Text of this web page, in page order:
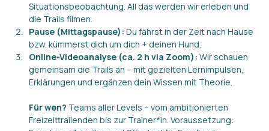
Situationsbeobachtung. All das werden wir erleben und
die Trails filmen.
Pause (Mittagspause): Du fährst in der Zeit nach Hause
bzw. kümmerst dich um dich + deinen Hund.
Online-Videoanalyse (ca. 2 h via Zoom): Wir schauen
gemeinsam die Trails an – mit gezielten Lernimpulsen,
Erklärungen und ergänzen dein Wissen mit Theorie.
Für wen? Teams aller Levels – vom ambitionierten
Freizeittrailenden bis zur Trainer*in. Voraussetzung: